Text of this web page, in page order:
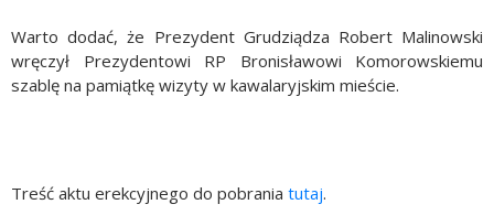
Warto dodać, że Prezydent Grudziądza Robert Malinowski
wręczył Prezydentowi RP Bronisławowi Komorowskiemu
szablę na pamiątkę wizyty w kawalaryjskim mieście.
Treść aktu erekcyjnego do pobrania tutaj.